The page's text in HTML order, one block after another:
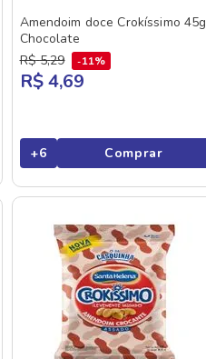
Amendoim doce Crokíssimo 45g
Chocolate
R$ 5,29 11%
R$ 4,69
+6 Comprar